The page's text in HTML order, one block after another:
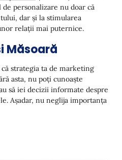
personalizare nu doar că
dar și la stimularea
relații mai puternice.
Măsoară
strategia ta de marketing
asta, nu poți cunoaște
să iei decizii informate despre
Așadar, nu neglija importanța